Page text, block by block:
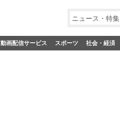
ニュース・特集
動画配信サービス スポーツ 社会・経済